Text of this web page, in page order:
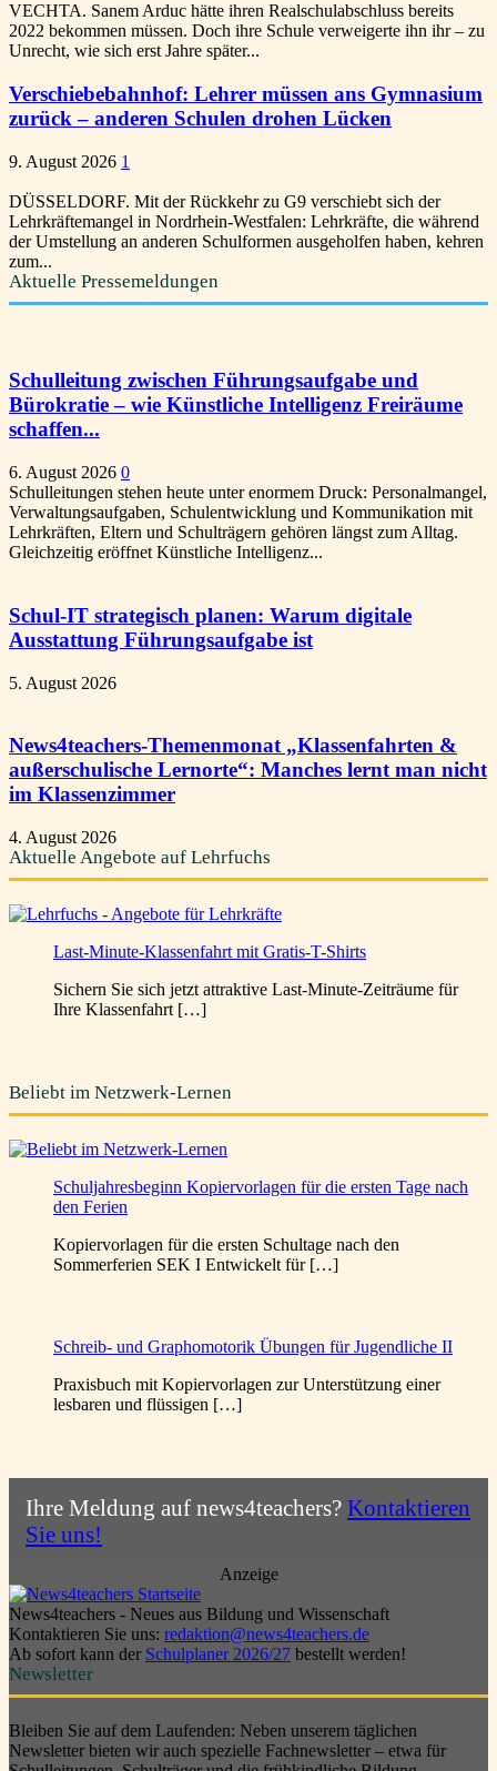
VECHTA. Sanem Arduc hätte ihren Realschulabschluss bereits
2022 bekommen müssen. Doch ihre Schule verweigerte ihn ihr – zu
Unrecht, wie sich erst Jahre später...
Verschiebebahnhof: Lehrer müssen ans Gymnasium
zurück – anderen Schulen drohen Lücken
9. August 2026 1
DÜSSELDORF. Mit der Rückkehr zu G9 verschiebt sich der
Lehrkräftemangel in Nordrhein-Westfalen: Lehrkräfte, die während
der Umstellung an anderen Schulformen ausgeholfen haben, kehren
zum...
Aktuelle Pressemeldungen
Schulleitung zwischen Führungsaufgabe und
Bürokratie – wie Künstliche Intelligenz Freiräume
schaffen...
6. August 2026 0
Schulleitungen stehen heute unter enormem Druck: Personalmangel,
Verwaltungsaufgaben, Schulentwicklung und Kommunikation mit
Lehrkräften, Eltern und Schulträgern gehören längst zum Alltag.
Gleichzeitig eröffnet Künstliche Intelligenz...
Schul-IT strategisch planen: Warum digitale
Ausstattung Führungsaufgabe ist
5. August 2026
News4teachers-Themenmonat „Klassenfahrten &
außerschulische Lernorte“: Manches lernt man nicht
im Klassenzimmer
4. August 2026
Aktuelle Angebote auf Lehrfuchs
Last-Minute-Klassenfahrt mit Gratis-T-Shirts
Sichern Sie sich jetzt attraktive Last-Minute-Zeiträume für
Ihre Klassenfahrt […]
Beliebt im Netzwerk-Lernen
Schuljahresbeginn Kopiervorlagen für die ersten Tage nach
den Ferien
Kopiervorlagen für die ersten Schultage nach den
Sommerferien SEK I Entwickelt für […]
Schreib- und Graphomotorik Übungen für Jugendliche II
Praxisbuch mit Kopiervorlagen zur Unterstützung einer
lesbaren und flüssigen […]
Ihre Meldung auf news4teachers? Kontaktieren
Sie uns!
Anzeige
News4teachers - Neues aus Bildung und Wissenschaft
Kontaktieren Sie uns: redaktion@news4teachers.de
Ab sofort kann der Schulplaner 2026/27 bestellt werden!
Newsletter
Bleiben Sie auf dem Laufenden: Neben unserem täglichen
Newsletter bieten wir auch spezielle Fachnewsletter – etwa für